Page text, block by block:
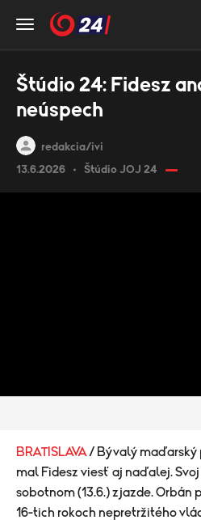
redakcia/ivi
13.6.2026
Štúdio JOJ 24
Štúdio 24: Fidesz
neúspech
BRATISLAVA / Bývalý maďarský
mal Fidesz viesť aj naďalej.
sobotnom (13.6.) zjazde. Orbán
16-tich rokoch nepretržitého